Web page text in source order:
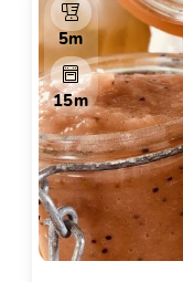
5m
15m